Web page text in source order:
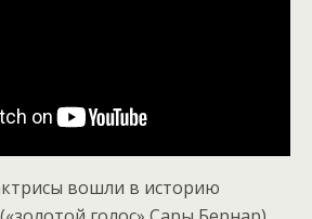
вошли в историю